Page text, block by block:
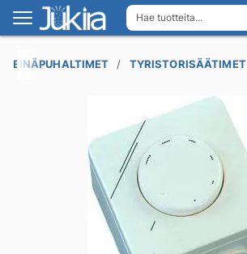
Hae tuotteita...
Siirry
navigointiin
Siirry
sisältöön
SEINÄPUHALTIMET TYRISTORISÄÄTIMET